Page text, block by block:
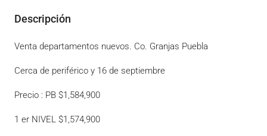
Descripción
Venta departamentos nuevos. Co. Granjas Puebla
Cerca de periférico y 16 de septiembre
Precio : PB $1,584,900
1 er NIVEL $1,574,900